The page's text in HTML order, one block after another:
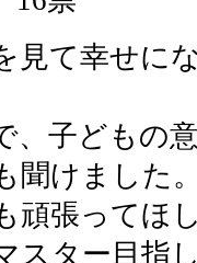
見て幸せに
、子どもの
聞けました
頑張ってほ
スター目指